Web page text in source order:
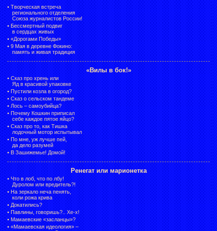
• Творческая встреча
регионального отделения
Союза журналистов России!
• Бессмертный подвиг
в сердцах живых
• «Дорогами Победы»
• 9 Мая в деревне Фокино:
память и живая традиция
«Вилы в бок!»
• Сказ про хрень или
Яд в красивой упаковке
• Пустили козла в огород?
• Сказ о сельском тандеме
• Лось – самоубийца?
• Почему Кошкин приписал
себе каждое пятое яйцо?
• Сказ про то, как Тишка
лодочный мотор испытывал
• По мне, уж лучше пей,
да дело разумей
• В Зашижемье! Домой!
Ренегат или марионетка
• Что в лоб, что по лбу!
Дуролом или вредитель?!
• На зеркало неча пенять,
коли рожа крива
• Докатились?
• Павлины, говоришь?.. Хе-х!
• Мамаевские «засланцы»?
• «Мамаевская идеология» –